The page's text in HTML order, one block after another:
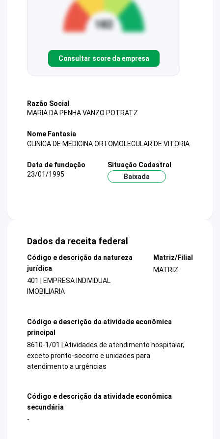
Consultar score da empresa
Razão Social
MARIA DA PENHA VANZO POTRATZ
Nome Fantasia
CLINICA DE MEDICINA ORTOMOLECULAR DE VITORIA
Data de fundação
23/01/1995
Situação Cadastral
Baixada
Dados da receita federal
Código e descrição da natureza
jurídica
401 | EMPRESA INDIVIDUAL
IMOBILIARIA
Matriz/Filial
MATRIZ
Código e descrição da atividade econômica
principal
8610-1/01 | Atividades de atendimento hospitalar,
exceto pronto-socorro e unidades para
atendimento a urgências
Código e descrição da atividade econômica
secundária
-